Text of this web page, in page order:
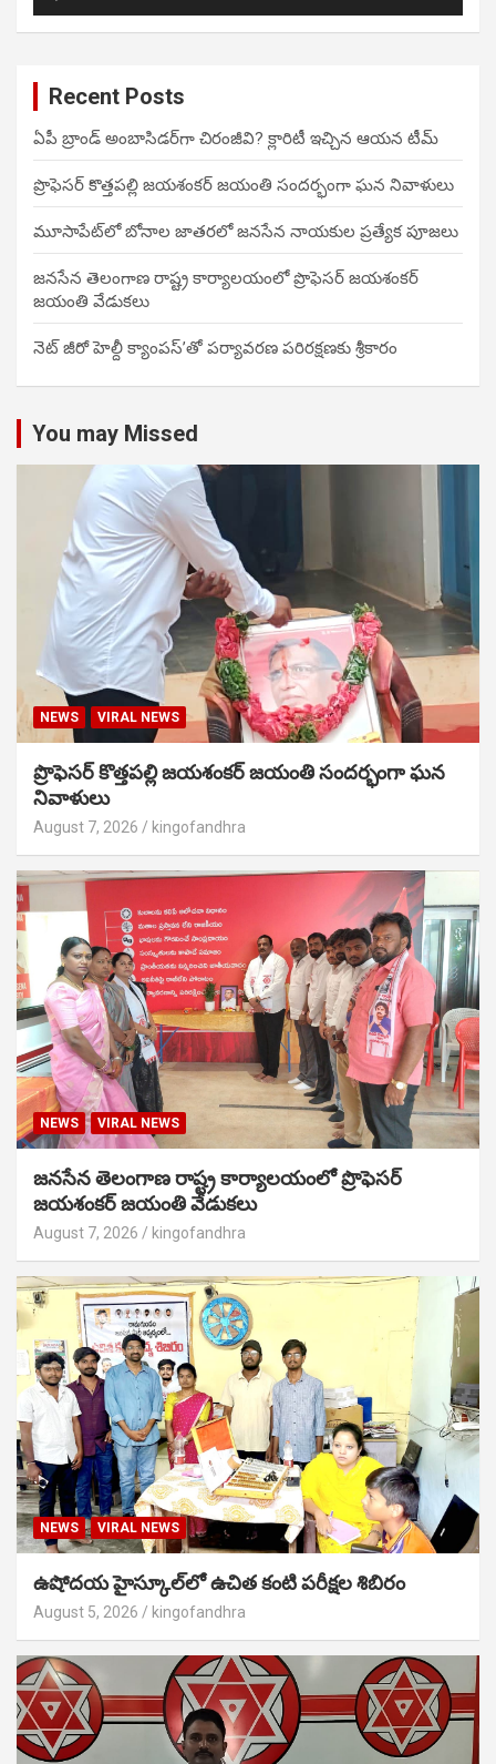
Player
Recent Posts
ఏపీ బ్రాండ్ అంబాసిడర్‌గా చిరంజీవి? క్లారిటీ ఇచ్చిన ఆయన టీమ్
ప్రొఫెసర్ కొత్తపల్లి జయశంకర్ జయంతి సందర్భంగా ఘన నివాళులు
మూసాపేట్‌లో బోనాల జాతరలో జనసేన నాయకుల ప్రత్యేక పూజలు
జనసేన తెలంగాణ రాష్ట్ర కార్యాలయంలో ప్రొఫెసర్ జయశంకర్
జయంతి వేడుకలు
నెట్ జీరో హెల్దీ క్యాంపస్’తో పర్యావరణ పరిరక్షణకు శ్రీకారం
You may Missed
NEWS VIRAL NEWS
ప్రొఫెసర్ కొత్తపల్లి జయశంకర్ జయంతి సందర్భంగా ఘన
నివాళులు
August 7, 2026 kingofandhra
NEWS VIRAL NEWS
జనసేన తెలంగాణ రాష్ట్ర కార్యాలయంలో ప్రొఫెసర్
జయశంకర్ జయంతి వేడుకలు
August 7, 2026 kingofandhra
NEWS VIRAL NEWS
ఉషోదయ హైస్కూల్‌లో ఉచిత కంటి పరీక్షల శిబిరం
August 5, 2026 kingofandhra